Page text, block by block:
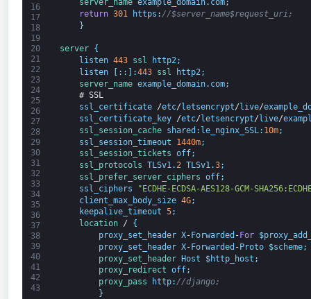
16
17
18
19
20
21
22
23
24
25
26
27
28
29
30
31
32
33
34
35
36
37
38
39
40
41
42
43
server_name example_domain. com;
return 301 https : //$server_name$request_uri;
}
server
{
listen 443 ssl http2;
listen
[ : : ] :443 ssl http2 ;
server_name example_domain. com;
# SSL
ssl_certificate
/etc/ letsencrypt/ live/
ssl_certificate_key
/etc/ letsencrypt/ live/
ssl_session_cache shared : le_nginx_SSL : 10m;
ssl_session_timeout
1440m;
ssl_session_tickets off;
ssl_protocols TLSv1.2 TLSv1.3;
ssl_prefer_server_ciphers off;
ssl_ciphers
"ECDHE-ECDSA-AES128-GCM-
client_max_body_size 4G;
keepalive_timeout 5;
location
/
{
proxy_set_header X- Forwarded - For $
proxy_set_header X-Forwarded -Proto $scheme;
proxy_set_header Host $http_host ;
proxy_redirect off;
proxy_pass
http: //django;
}